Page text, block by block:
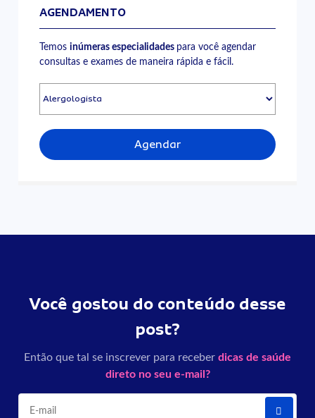
AGENDAMENTO
Temosinúmeras especialidades para você agendar
consultas e exames de maneira rápida e fácil.
Agendar
Você gostou do conteúdo desse
post?
Então que tal se inscrever para receber dicas de saúde
direto no seu e-mail?